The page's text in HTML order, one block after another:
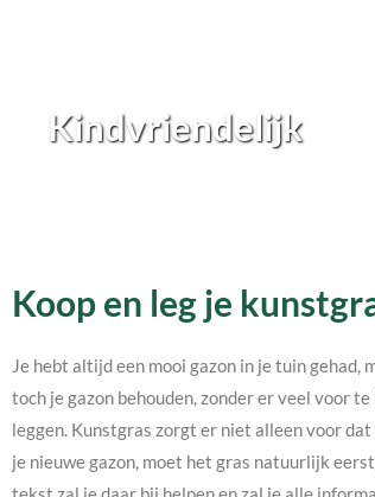
Kindvriendelijk
Koop en leg je
Je hebt altijd een mooi gazon in je tuin
toch je gazon behouden, zonder er veel voor
leggen. Kunstgras zorgt er niet alleen voor
je nieuwe gazon, moet het gras natuurlijk